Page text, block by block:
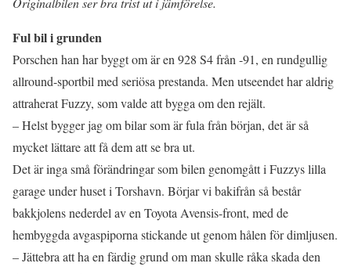
Ful bil i grunden
Porschen han har byggt om är en 928 S4 från -91, en rundgullig
allround-sportbil med seriösa prestanda. Men utseendet har aldrig
attraherat Fuzzy, som valde att bygga om den rejält.
– Helst bygger jag om bilar som är fula från början, det är så
mycket lättare att få dem att se bra ut.
Det är inga små förändringar som bilen genomgått i Fuzzys lilla
garage under huset i Torshavn. Börjar vi bakifrån så består
bakkjolens nederdel av en Toyota Avensis-front, med de
hembyggda avgaspiporna stickande ut genom hålen för dimljusen.
– Jättebra att ha en färdig grund om man skulle råka skada den